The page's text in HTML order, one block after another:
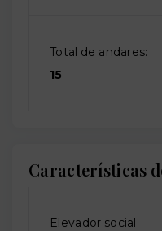
Total de andares:
15
Características
Elevador social